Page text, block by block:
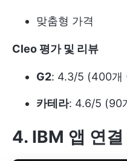
맞춤형 가격
Cleo 평가 및 리뷰
G2: 4.3/5 (400개
카테라: 4.6/5 (90
4. IBM 앱 연결